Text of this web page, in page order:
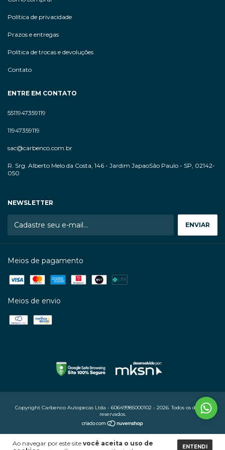
Ao navegar por este site você aceita o uso de
ENTENDI
Política de privacidade
Prazos e entregas
Política de trocas e devoluções
Contato
ENTRE EM CONTATO
5511947359119
11947359119
sac@carbenco.com.br
R. Srg. Alberto Melo da Costa, 146 - Jardim JapaoSão Paulo - SP, 02142-
050
NEWSLETTER
Meios de pagamento
Meios de envio
Copyright Carbenco Autopecas Ltda - 60649985000102 - 2026. Todos os direitos
reservados.